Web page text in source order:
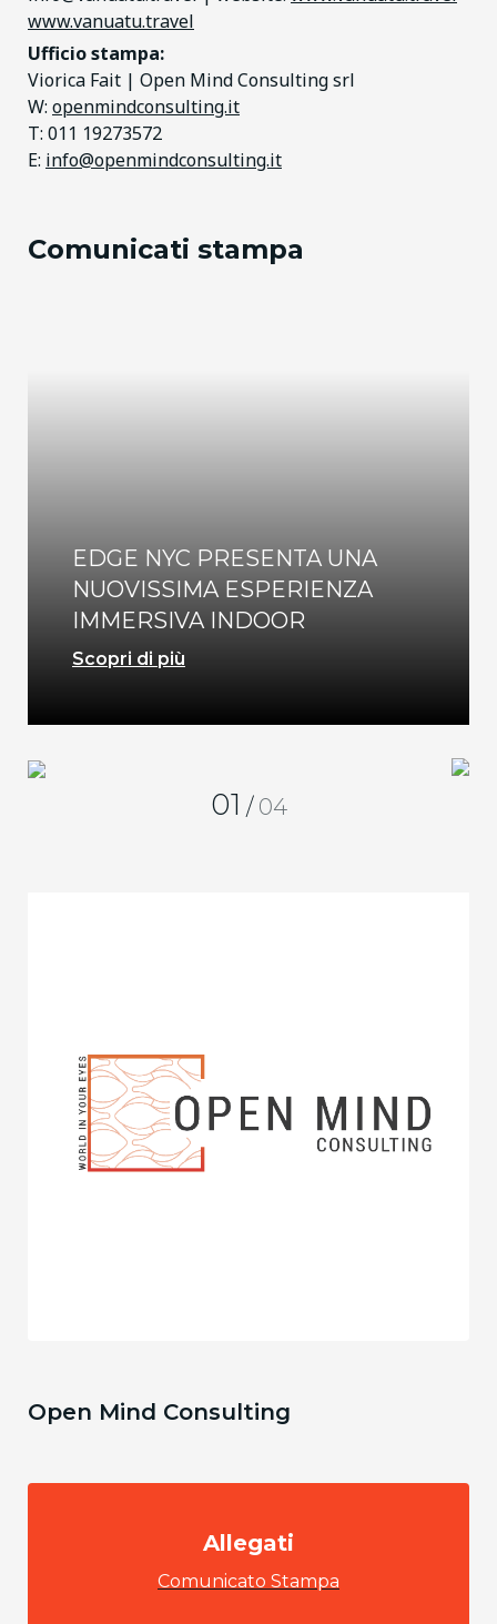
www.vanuatu.travel
Ufficio stampa:
Viorica Fait | Open Mind Consulting srl
W: openmindconsulting.it
T: 011 19273572
E: info@openmindconsulting.it
Comunicati stampa
EDGE NYC PRESENTA UNA
NUOVISSIMA ESPERIENZA
IMMERSIVA INDOOR
Scopri di più
01 / 04
Open Mind Consulting
Allegati
Comunicato Stampa